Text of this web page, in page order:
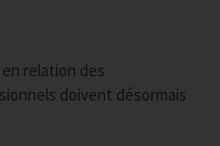
relation des
doivent désormais